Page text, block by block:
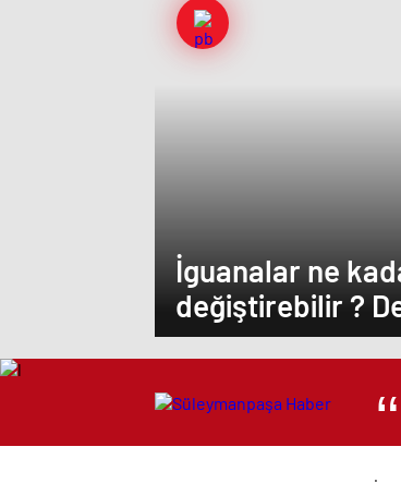
İguanalar ne
değiştirebilir ?